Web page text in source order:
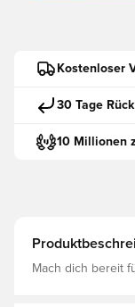
Kostenloser
30 Tage
10 Millionen
Mach dich bereit